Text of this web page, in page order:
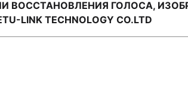
ВОССТАНОВЛЕНИЯ ГОЛОСА,
TECHNOLOGY CO.LTD